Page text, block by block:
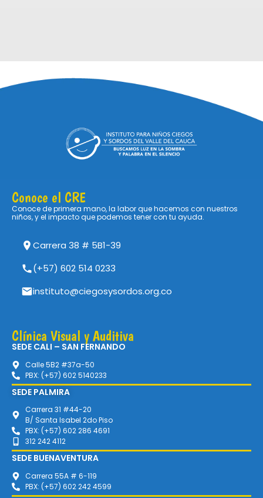
Conoce el CRE
Conoce de primera mano, la labor que hacemos con nuestros
niños, y el impacto que podemos tener con tu ayuda.
Carrera 38 # 5B1-39
(+57) 602 514 0233
instituto@ciegosysordos.org.co
Clínica Visual y Auditiva
SEDE CALI – SAN FERNANDO
Calle 5B2 #37a-50
PBX: (+57) 602 5140233
SEDE PALMIRA
Carrera 31 #44-20
B/ Santa Isabel 2do Piso
PBX: (+57) 602 286 4691
312 242 4112
SEDE BUENAVENTURA
Carrera 55A # 6-119
PBX: (+57) 602 242 4599